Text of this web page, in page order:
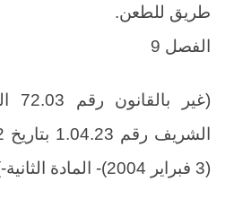
طريق للطعن.
الفصل 9
(3 فبراير 2004)- المادة الثانية-)